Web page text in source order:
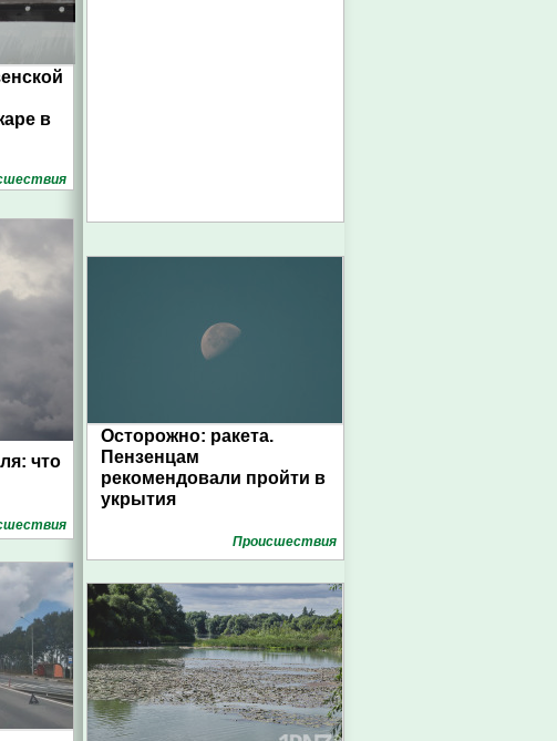
в
что
Осторожно: ракета.
Пензенцам
рекомендовали пройти в
укрытия
Проиcшествия